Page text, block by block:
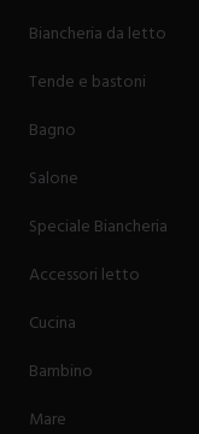
Biancheria da letto
Tende e bastoni
Bagno
Salone
Speciale Biancheria
Accessori letto
Cucina
Bambino
Mare